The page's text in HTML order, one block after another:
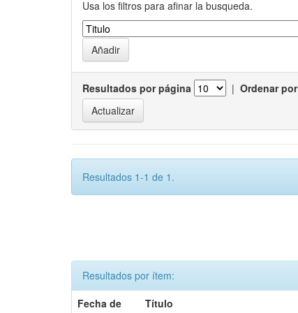
Usa los filtros para afinar la busqueda.
Resultados por página | Ordenar por
Resultados 1-1 de 1.
Resultados por ítem:
Fecha de
Título